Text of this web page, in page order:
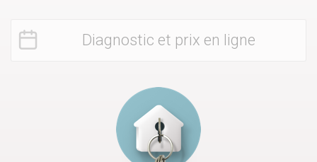
Diagnostic et prix en ligne